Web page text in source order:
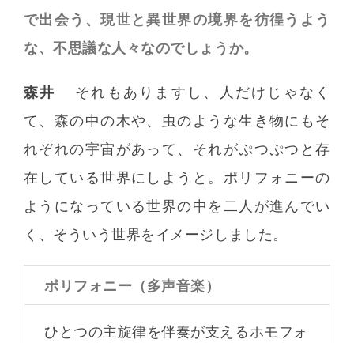
で出会う、現世と異世界の境界を彷徨うよう
な、不思議な人々なのでしょうか。
森井
それもありますし、人だけじゃなく
て、森の中の木や、虫のような生き物にもそ
れぞれの宇宙があって、それがぷつぷつと存
在している世界にしようと。ポリフォニーの
ようになっている世界の中を二人が進んでい
く、そういう世界をイメージしました。
ポリフォニー（多声音楽）
ひとつの主旋律を伴奏が支えるホモフォ